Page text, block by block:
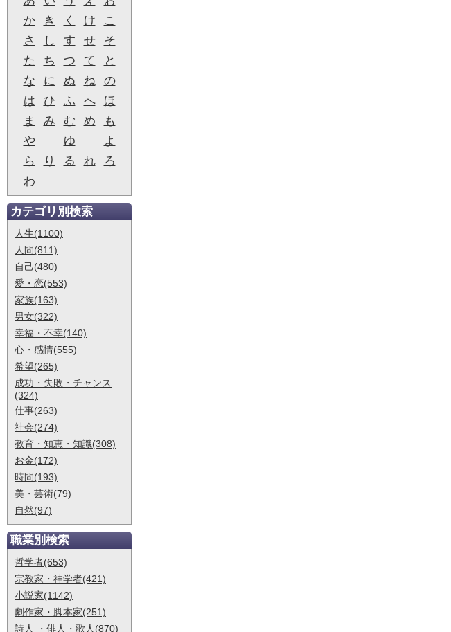
か
き く け
こ
さ
し す せ
そ
た
ち つ て
と
な
に ぬ ね
の
は
ひ ふ へ
ほ
ま
み む め
も
や
ゆ
よ
ら
り る れ
ろ
わ
カテゴリ別検索
人生(1100)
人間(811)
自己(480)
愛・恋(553)
家族(163)
男女(322)
幸福・不幸(140)
心・感情(555)
希望(265)
成功・失敗・チャンス
(324)
仕事(263)
社会(274)
教育・知恵・知識(308)
お金(172)
時間(193)
美・芸術(79)
自然(97)
職業別検索
哲学者(653)
宗教家・神学者(421)
小説家(1142)
劇作家・脚本家(251)
詩人 ・俳人・歌人(870)